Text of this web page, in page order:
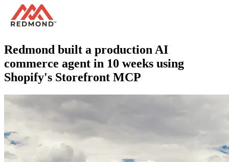
Redmond built a production AI
commerce agent in 10 weeks using
Shopify's Storefront MCP